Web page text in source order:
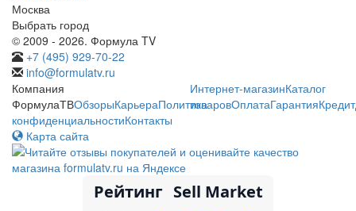
Москва
Выбрать город
© 2009 - 2026. Формула TV
+7 (495) 929-70-22
info@formulatv.ru
Компания
ФормулаТВОбзорыКарьераПолитика
конфиденциальностиКонтакты
Интернет-магазинКаталог
товаровОплатаГарантияКредит
Карта сайта
Рейтинг Sell Market